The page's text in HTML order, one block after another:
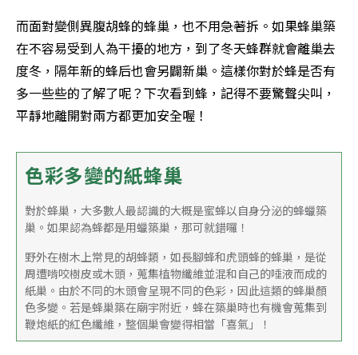
而面對變側異腹胡蜂的蜂巢，也不用急著拆。如果蜂巢築
在不容易受到人為干擾的地方，到了冬天蜂群就會離巢去
度冬，隔年新的蜂后也會另闢新巢。這樣你對於蜂是否有
多一些些的了解了呢？下次看到蜂，記得不要驚聲尖叫，
平靜地離開對兩方都更加安全喔！
色彩多變的紙蜂巢
對於蜂巢，大多數人最認識的大概是蜜蜂以自身分泌的蜂蠟築
巢。如果認為蜂都是用蠟築巢，那可就錯囉！
野外在樹木上常見的胡蜂類，如長腳蜂和虎頭蜂的蜂巢，是從
周遭啃咬樹皮或木頭，蒐集植物纖維並混和自己的唾液而成的
紙巢。由於不同的木頭會呈現不同的色彩，因此這類的蜂巢顏
色多變。若是蜂巢築在廟宇附近，蜂在築巢時也有機會蒐集到
鞭炮紙的紅色纖維，整個巢會變得相當「喜氣」！